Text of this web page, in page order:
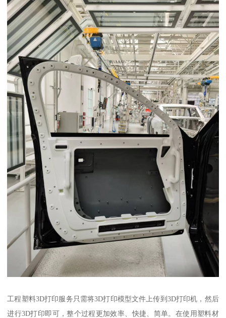
工程塑料3D打印服务只需将3D打印模型文件上传到3D打印机，然后
进行3D打印即可，整个过程更加效率、快捷、简单。在使用塑料材